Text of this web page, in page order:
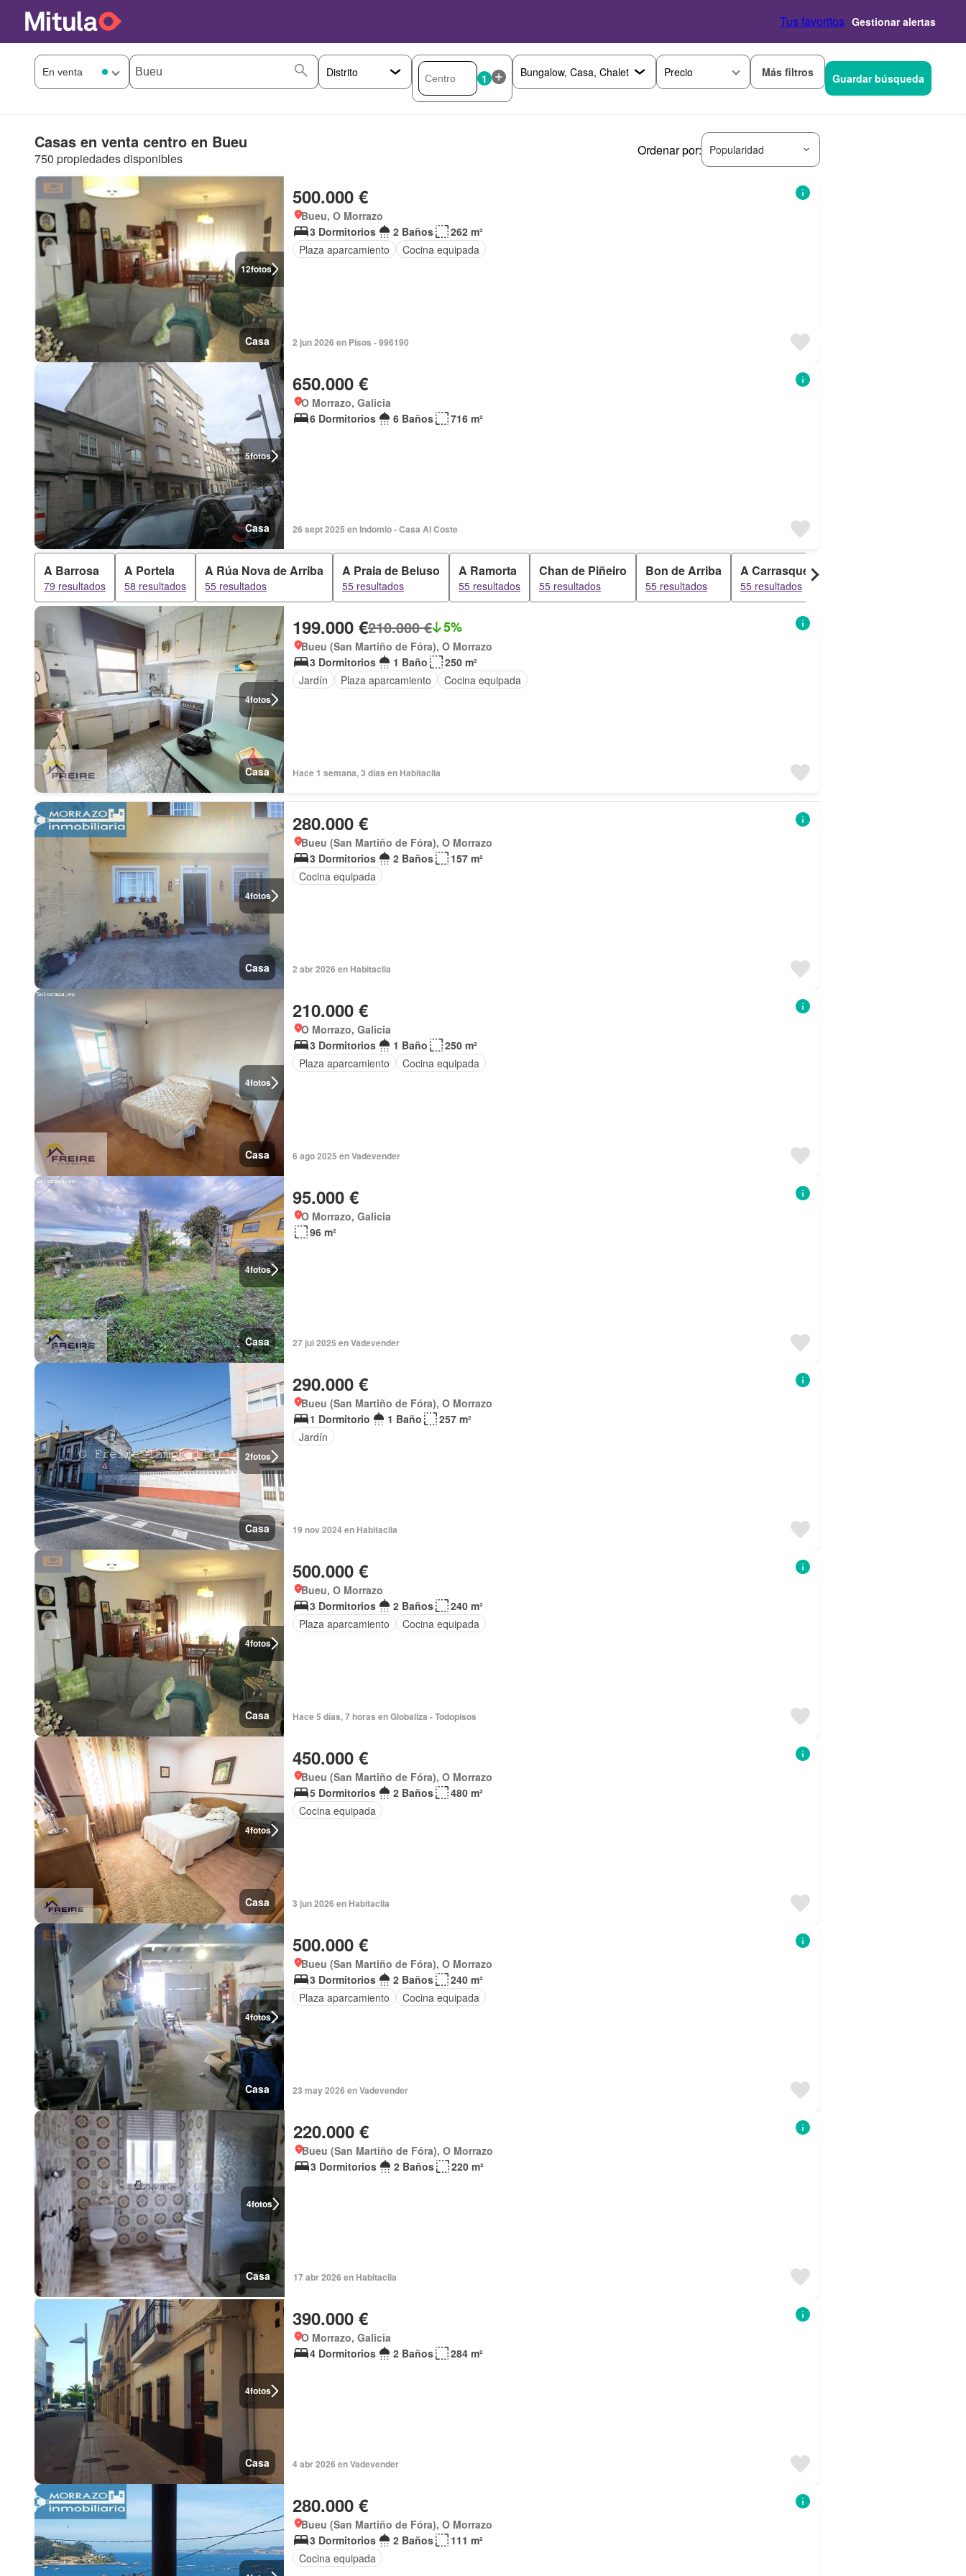
Tus favoritos Gestionar alertas
1 Precio Más filtros Guardar búsqueda
Casas en venta centro en Bueu
750 propiedades disponibles
Ordenar por: Popularidad
12fotos
Casa
500.000 €
Bueu, O Morrazo
3 Dormitorios
2 Baños
262 m²
Plaza aparcamiento
Cocina equipada
2 jun 2026 en Pisos - 996190
5fotos
Casa
650.000 €
O Morrazo, Galicia
6 Dormitorios
6 Baños 716 m²
26 sept 2025 en Indomio - Casa Al Coste
A Barrosa
79 resultados
A Portela
58 resultados
A Rúa Nova de Arriba
55 resultados
A Praia de Beluso
55 resultados
A Ramorta
55 resultados
Chan de Piñeiro
55 resultados
Bon de Arriba
55 resultados
A Carrasqueira
55 resultados
4fotos
Casa
199.000 €210.000 € 5%
Bueu (San Martiño de Fóra), O Morrazo
3 Dormitorios
1 Baño
250 m²
Jardín
Plaza aparcamiento Cocina equipada
Hace 1 semana, 3 días en Habitaclia
4fotos
Casa
280.000 €
Bueu (San Martiño de Fóra), O Morrazo
3 Dormitorios
2 Baños
157 m²
Cocina equipada
2 abr 2026 en Habitaclia
4fotos
Casa
210.000 €
O Morrazo, Galicia
3 Dormitorios
1 Baño
250 m²
Plaza aparcamiento
Cocina equipada
6 ago 2025 en Vadevender
4fotos
Casa
95.000 €
O Morrazo, Galicia
96 m²
27 jul 2025 en Vadevender
2fotos
Casa
290.000 €
Bueu (San Martiño de Fóra), O Morrazo
1 Dormitorio
1 Baño
257 m²
Jardín
19 nov 2024 en Habitaclia
4fotos
Casa
500.000 €
Bueu, O Morrazo
3 Dormitorios
2 Baños
240 m²
Plaza aparcamiento
Cocina equipada
Hace 5 días, 7 horas en Globaliza - Todopisos
4fotos
Casa
450.000 €
Bueu (San Martiño de Fóra), O Morrazo
5 Dormitorios
2 Baños
480 m²
Cocina equipada
3 jun 2026 en Habitaclia
4fotos
Casa
500.000 €
Bueu (San Martiño de Fóra), O Morrazo
3 Dormitorios
2 Baños
240 m²
Plaza aparcamiento
Cocina equipada
23 may 2026 en Vadevender
4fotos
Casa
220.000 €
Bueu (San Martiño de Fóra), O Morrazo
3 Dormitorios
2 Baños 220 m²
17 abr 2026 en Habitaclia
4fotos
Casa
390.000 €
O Morrazo, Galicia
4 Dormitorios
2 Baños 284 m²
4 abr 2026 en Vadevender
280.000 €
Bueu (San Martiño de Fóra), O Morrazo
3 Dormitorios
2 Baños
111 m²
Cocina equipada